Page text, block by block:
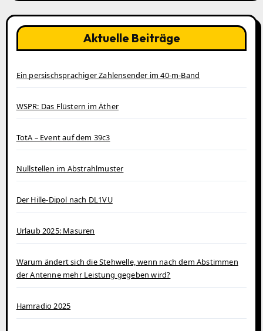
Aktuelle Beiträge
Ein persischsprachiger Zahlensender im 40‑m‑Band
WSPR: Das Flüstern im Äther
TotA – Event auf dem 39c3
Nullstellen im Abstrahlmuster
Der Hille-Dipol nach DL1VU
Urlaub 2025: Masuren
Warum ändert sich die Stehwelle, wenn nach dem Abstimmen
der Antenne mehr Leistung gegeben wird?
Hamradio 2025